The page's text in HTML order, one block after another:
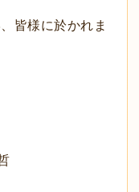
皆様に於かれま